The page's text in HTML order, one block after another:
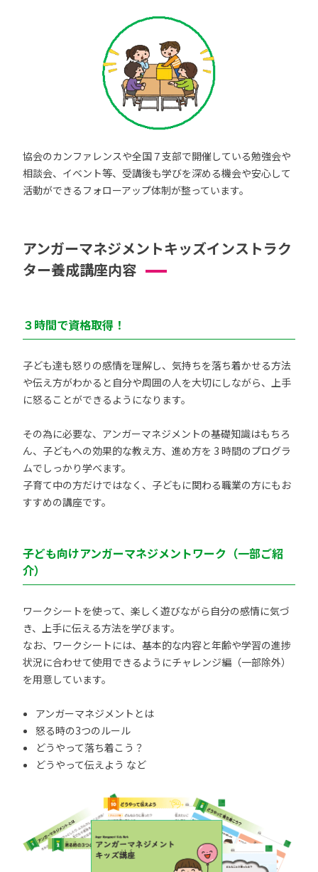
協会のカンファレンスや全国７支部で開催している勉強会や
相談会、イベント等、受講後も学びを深める機会や安心して
活動ができるフォローアップ体制が整っています。
アンガーマネジメントキッズインストラク
ター養成講座内容
３時間で資格取得！
子ども達も怒りの感情を理解し、気持ちを落ち着かせる方法
や伝え方がわかると自分や周囲の人を大切にしながら、上手
に怒ることができるようになります。
その為に必要な、アンガーマネジメントの基礎知識はもちろ
ん、子どもへの効果的な教え方、進め方を 3 時間のプログラ
ムでしっかり学べます。
子育て中の方だけではなく、子どもに関わる職業の方にもお
すすめの講座です。
子ども向けアンガーマネジメントワーク（一部ご紹
介）
ワークシートを使って、楽しく遊びながら自分の感情に気づ
き、上手に伝える方法を学びます。
なお、ワークシートには、基本的な内容と年齢や学習の進捗
状況に合わせて使用できるようにチャレンジ編（一部除外）
を用意しています。
アンガーマネジメントとは
怒る時の3つのルール
どうやって落ち着こう？
どうやって伝えよう など